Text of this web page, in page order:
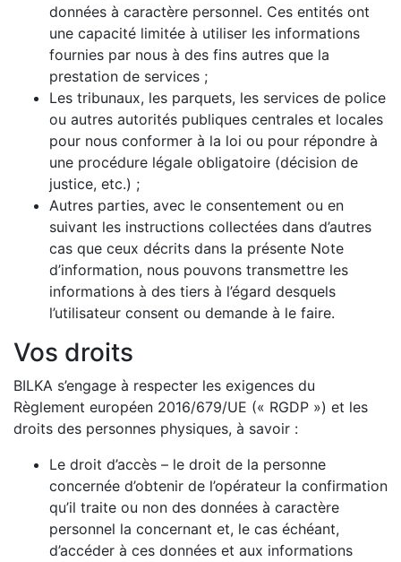
données à caractère personnel. Ces entités ont
une capacité limitée à utiliser les informations
fournies par nous à des fins autres que la
prestation de services ;
Les tribunaux, les parquets, les services de police
ou autres autorités publiques centrales et locales
pour nous conformer à la loi ou pour répondre à
une procédure légale obligatoire (décision de
justice, etc.) ;
Autres parties, avec le consentement ou en
suivant les instructions collectées dans d’autres
cas que ceux décrits dans la présente Note
d’information, nous pouvons transmettre les
informations à des tiers à l’égard desquels
l’utilisateur consent ou demande à le faire.
Vos droits
BILKA s’engage à respecter les exigences du
Règlement européen 2016/679/UE (« RGDP ») et les
droits des personnes physiques, à savoir :
Le droit d’accès – le droit de la personne
concernée d’obtenir de l’opérateur la confirmation
qu’il traite ou non des données à caractère
personnel la concernant et, le cas échéant,
d’accéder à ces données et aux informations